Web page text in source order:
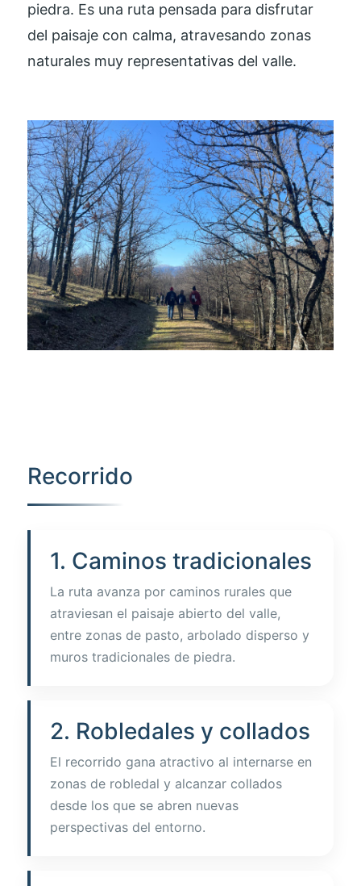
piedra. Es una ruta pensada para disfrutar
del paisaje con calma, atravesando zonas
naturales muy representativas del valle.
Recorrido
1. Caminos tradicionales
La ruta avanza por caminos rurales que
atraviesan el paisaje abierto del valle,
entre zonas de pasto, arbolado disperso y
muros tradicionales de piedra.
2. Robledales y collados
El recorrido gana atractivo al internarse en
zonas de robledal y alcanzar collados
desde los que se abren nuevas
perspectivas del entorno.